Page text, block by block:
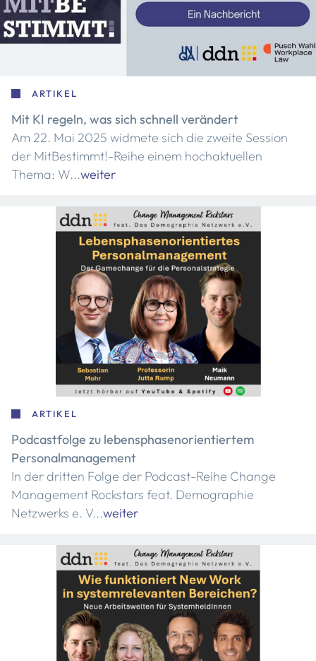
ARTIKEL
Mit KI regeln, was sich schnell verändert
Am 22. Mai 2025 widmete sich die zweite Session
der MitBestimmt!-Reihe einem hochaktuellen
Thema: W...weiter
ARTIKEL
Podcastfolge zu lebensphasenorientiertem
Personalmanagement
In der dritten Folge der Podcast-Reihe Change
Management Rockstars feat. Demographie
Netzwerks e. V...weiter